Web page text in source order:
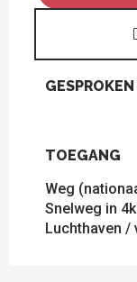
TOEGANG
TOEGANG
Weg
Snelweg in
Luchthaven /